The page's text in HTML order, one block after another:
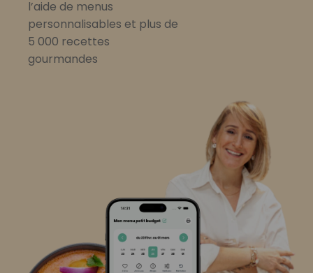
l’aide de menus
personnalisables et plus de
5 000 recettes
gourmandes